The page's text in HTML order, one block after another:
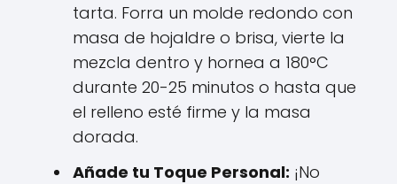
tarta. Forra un molde redondo con
masa de hojaldre o brisa, vierte la
mezcla dentro y hornea a 180°C
durante 20-25 minutos o hasta que
el relleno esté firme y la masa
dorada.
Añade tu Toque Personal: ¡No